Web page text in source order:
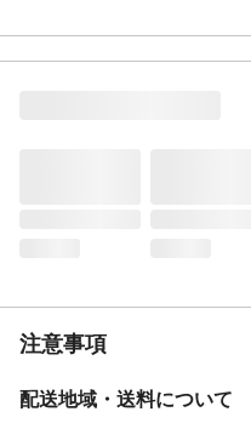
注意事項
配送地域・送料について